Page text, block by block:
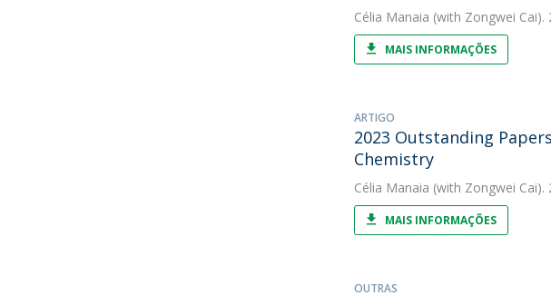
Célia Manaia (with Zongwei Cai).
MAIS INFORMAÇÕES
ARTIGO
2023 Outstanding
Chemistry
Célia Manaia (with Zongwei Cai).
MAIS INFORMAÇÕES
OUTRAS